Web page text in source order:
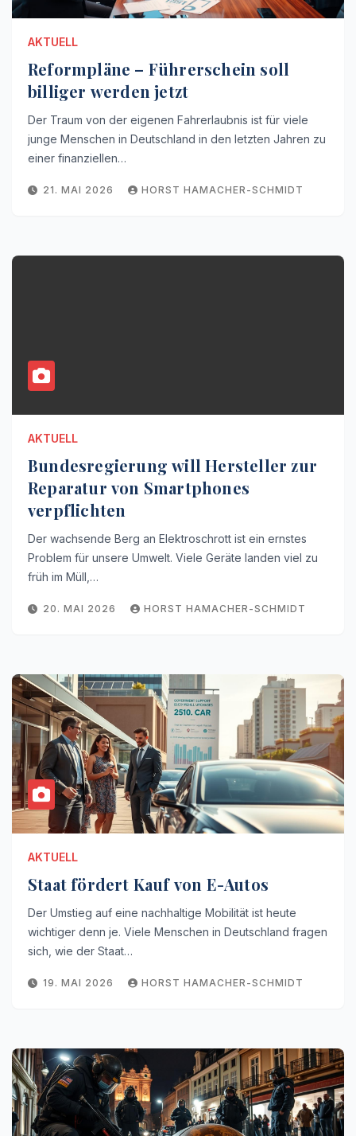
AKTUELL
Reformpläne – Führerschein soll
billiger werden jetzt
Der Traum von der eigenen Fahrerlaubnis ist für viele
junge Menschen in Deutschland in den letzten Jahren zu
einer finanziellen…
21. MAI 2026 HORST HAMACHER-SCHMIDT
AKTUELL
Bundesregierung will Hersteller zur
Reparatur von Smartphones
verpflichten
Der wachsende Berg an Elektroschrott ist ein ernstes
Problem für unsere Umwelt. Viele Geräte landen viel zu
früh im Müll,…
20. MAI 2026 HORST HAMACHER-SCHMIDT
AKTUELL
Staat fördert Kauf von E-Autos
Der Umstieg auf eine nachhaltige Mobilität ist heute
wichtiger denn je. Viele Menschen in Deutschland fragen
sich, wie der Staat…
19. MAI 2026 HORST HAMACHER-SCHMIDT